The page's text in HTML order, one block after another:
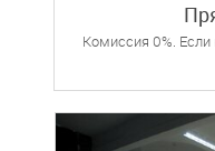
Комиссия 0%. Если